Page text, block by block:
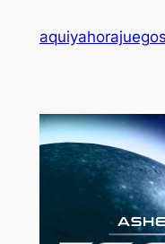
aquiyahorajuegos